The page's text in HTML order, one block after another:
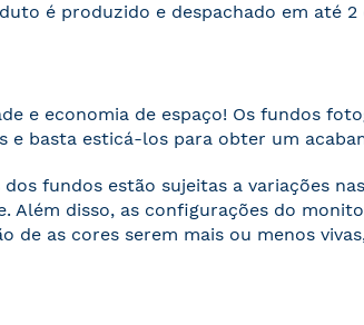
é produzido e despachado em até
e economia de espaço! Os fundos
e basta esticá-los para obter um
dos fundos estão sujeitas a variações
Além disso, as configurações do
de as cores serem mais ou menos